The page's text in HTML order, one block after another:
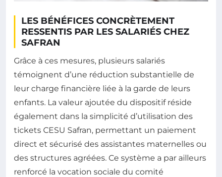
LES BÉNÉFICES CONCRÈTEMENT
RESSENTIS PAR LES SALARIÉS CHEZ
SAFRAN
Grâce à ces mesures, plusieurs salariés
témoignent d’une réduction substantielle de
leur charge financière liée à la garde de leurs
enfants. La valeur ajoutée du dispositif réside
également dans la simplicité d’utilisation des
tickets CESU Safran, permettant un paiement
direct et sécurisé des assistantes maternelles ou
des structures agréées. Ce système a par ailleurs
renforcé la vocation sociale du comité